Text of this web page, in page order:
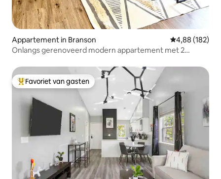
Appartement in Branson Gemiddelde
4,88 (182)
Onlangs gerenoveerd modern appartement met 2
Topfavoriet van gasten
Favoriet van gasten